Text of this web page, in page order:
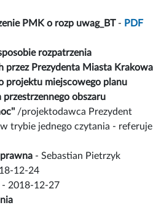
PMK o rozp uwag_BT- PDF
rozpatrzenia
przez Prezydenta Miasta Krakowa
projektu miejscowego planu
przestrzennego obszaru
/projektodawca Prezydent
trybie jednego czytania - referuje
- Sebastian Pietrzyk
12-24
- 2018-12-27